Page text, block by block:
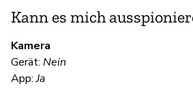
Kann es mich
Kamera
Gerät: Nein
App:Ja